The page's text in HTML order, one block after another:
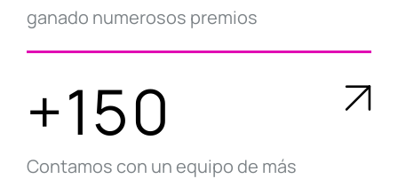
ganado numerosos premios
+150
Contamos con un equipo de más